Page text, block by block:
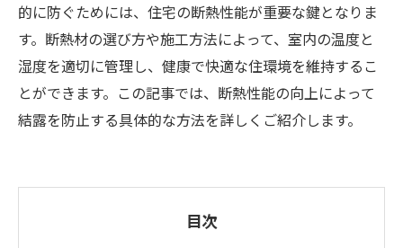
的に防ぐためには、住宅の断熱性能が重要な鍵となりま
す。断熱材の選び方や施工方法によって、室内の温度と
湿度を適切に管理し、健康で快適な住環境を維持するこ
とができます。この記事では、断熱性能の向上によって
結露を防止する具体的な方法を詳しくご紹介します。
目次